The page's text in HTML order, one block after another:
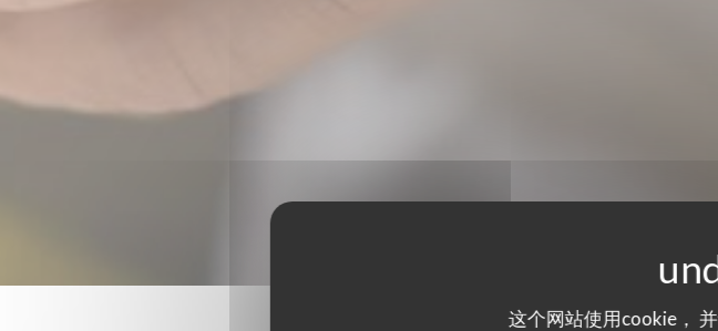
这个网站使用cookie，